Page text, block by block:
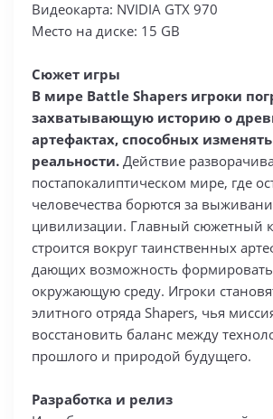
Видеокарта: NVIDIA GTX 970
Место на диске: 15 GB
Сюжет игры
В мире Battle Shapers игроки
захватывающую историю о
артефактах, способных
реальности. Действие
постапокалиптическом мире, где
человечества борются за
цивилизации. Главный сюжетный
строится вокруг таинственных
дающих возможность
окружающую среду. Игроки
элитного отряда Shapers, чья
восстановить баланс между
прошлого и природой будущего.
Разработка и релиз